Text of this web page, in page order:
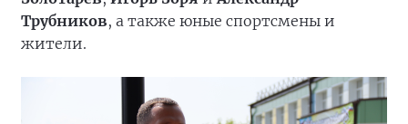
Трубников, а также юные спортсмены и
жители.